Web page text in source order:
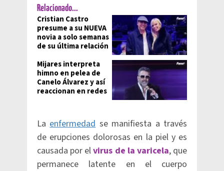
Relacionado...
Cristian Castro
presume a su NUEVA
novia a solo semanas
de su última relación
Mijares interpreta
himno en pelea de
Canelo Álvarez y así
reaccionan en redes
Laenfermedadse manifiesta a través
de erupciones dolorosas en la piel y es
causada por elvirus de la varicela, que
permanece latente en el cuerpo